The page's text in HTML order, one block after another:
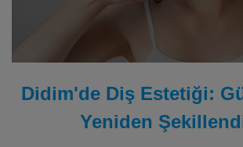
Didim'de Diş Estetiği:
Yeniden